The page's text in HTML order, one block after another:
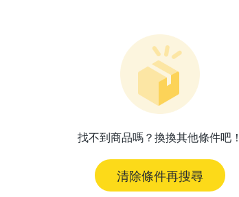
找不到商品嗎？換換其他條件吧！
清除條件再搜尋